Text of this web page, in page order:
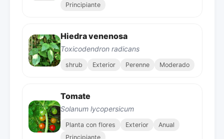
Principiante
Hiedra venenosa
Toxicodendron radicans
shrub Exterior Perenne Moderado
Tomate
Solanum lycopersicum
Planta con flores Exterior
Anual
Principiante